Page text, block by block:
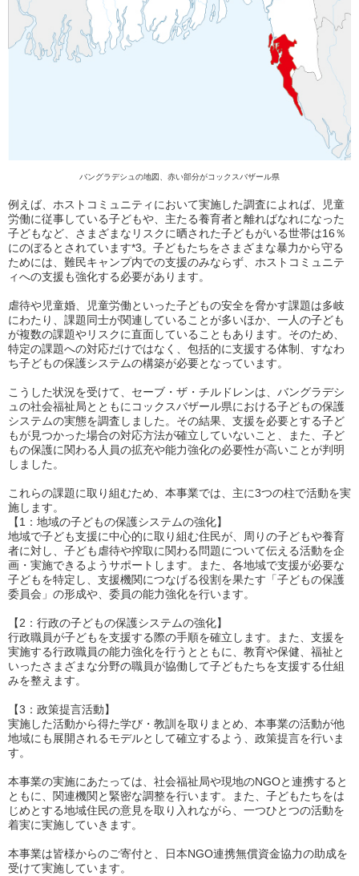
バングラデシュの地図、赤い部分がコックスバザール県
例えば、ホストコミュニティにおいて実施した調査によれば、児童
労働に従事している子どもや、主たる養育者と離ればなれになった
子どもなど、さまざまなリスクに晒された子どもがいる世帯は16％
にのぼるとされています*3。子どもたちをさまざまな暴力から守る
ためには、難民キャンプ内での支援のみならず、ホストコミュニテ
ィへの支援も強化する必要があります。
虐待や児童婚、児童労働といった子どもの安全を脅かす課題は多岐
にわたり、課題同士が関連していることが多いほか、一人の子ども
が複数の課題やリスクに直面していることもあります。そのため、
特定の課題への対応だけではなく、包括的に支援する体制、すなわ
ち子どもの保護システムの構築が必要となっています。
こうした状況を受けて、セーブ・ザ・チルドレンは、バングラデシ
ュの社会福祉局とともにコックスバザール県における子どもの保護
システムの実態を調査しました。その結果、支援を必要とする子ど
もが見つかった場合の対応方法が確立していないこと、また、子ど
もの保護に関わる人員の拡充や能力強化の必要性が高いことが判明
しました。
これらの課題に取り組むため、本事業では、主に3つの柱で活動を実
施します。
【1：地域の子どもの保護システムの強化】
地域で子ども支援に中心的に取り組む住民が、周りの子どもや養育
者に対し、子ども虐待や搾取に関わる問題について伝える活動を企
画・実施できるようサポートします。また、各地域で支援が必要な
子どもを特定し、支援機関につなげる役割を果たす「子どもの保護
委員会」の形成や、委員の能力強化を行います。
【2：行政の子どもの保護システムの強化】
行政職員が子どもを支援する際の手順を確立します。また、支援を
実施する行政職員の能力強化を行うとともに、教育や保健、福祉と
いったさまざまな分野の職員が協働して子どもたちを支援する仕組
みを整えます。
【3：政策提言活動】
実施した活動から得た学び・教訓を取りまとめ、本事業の活動が他
地域にも展開されるモデルとして確立するよう、政策提言を行いま
す。
本事業の実施にあたっては、社会福祉局や現地のNGOと連携すると
ともに、関連機関と緊密な調整を行います。また、子どもたちをは
じめとする地域住民の意見を取り入れながら、一つひとつの活動を
着実に実施していきます。
本事業は皆様からのご寄付と、日本NGO連携無償資金協力の助成を
受けて実施しています。